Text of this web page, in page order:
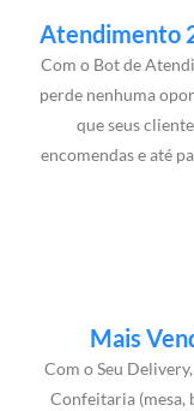
Atendimento
Com o Bot de
perde nenhuma
que seus
encomendas e até
Mais
Com o Seu
Confeitaria (mesa,